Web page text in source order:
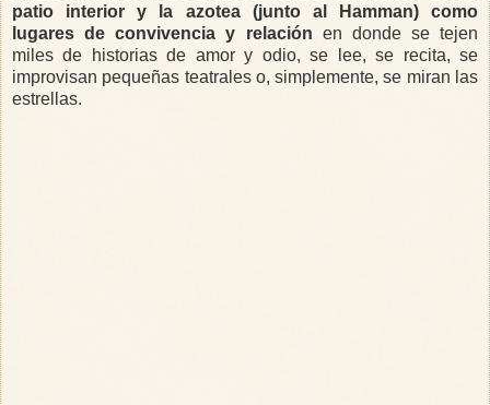
patio interior y la azotea (junto al Hamman) como
lugares de convivencia y relación en donde se tejen
miles de historias de amor y odio, se lee, se recita, se
improvisan pequeñas teatrales o, simplemente, se miran las
estrellas.